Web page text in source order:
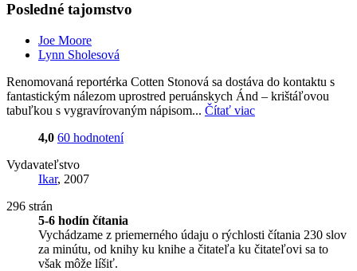
Posledné tajomstvo
Joe Moore
Lynn Sholesová
Renomovaná reportérka Cotten Stonová sa dostáva do kontaktu s
fantastickým nálezom uprostred peruánskych Ánd – krištáľovou
tabuľkou s vygravírovaným nápisom... Čítať viac
4,0 60 hodnotení
Vydavateľstvo
Ikar, 2007
296 strán
5-6 hodín čítania
Vychádzame z priemerného údaju o rýchlosti čítania 230 slov
za minútu, od knihy ku knihe a čitateľa ku čitateľovi sa to
však môže líšiť.